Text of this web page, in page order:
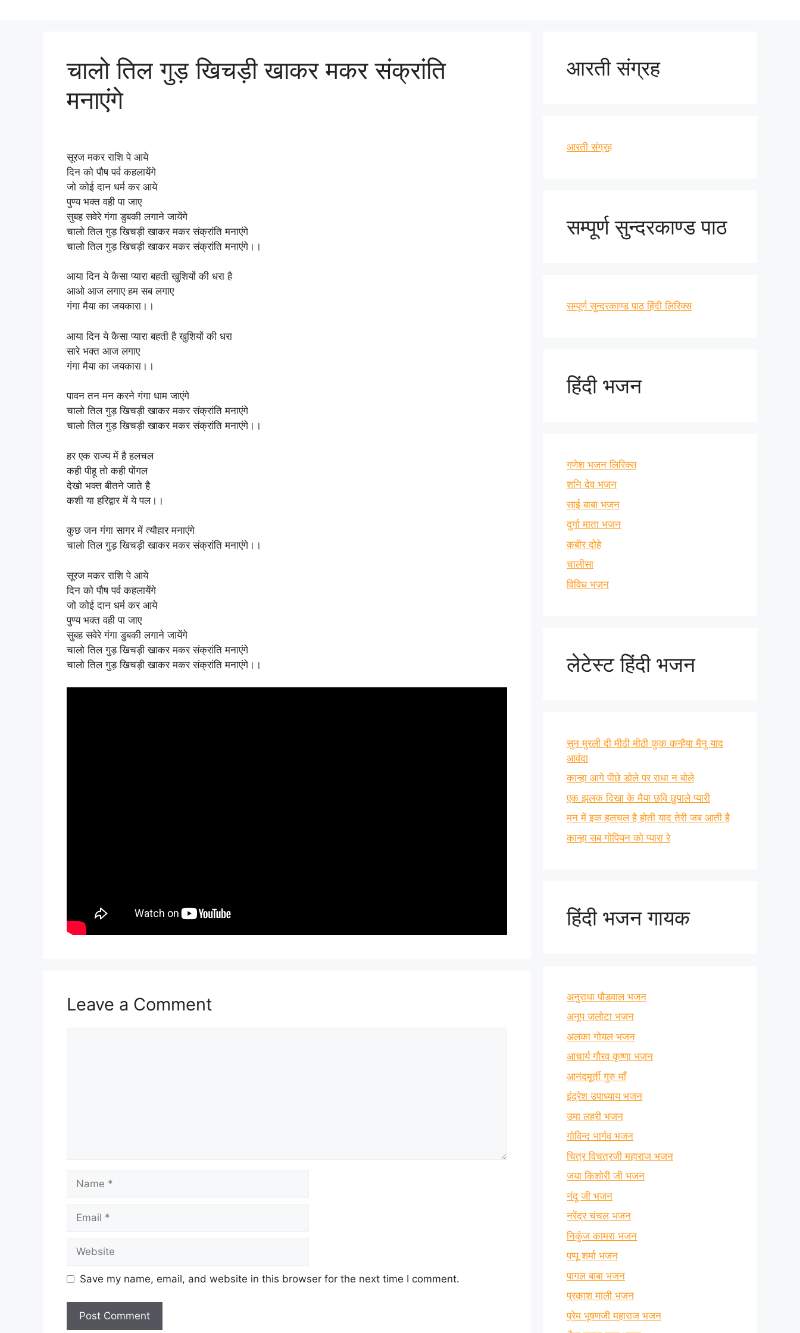
चालो तिल गुड़ खिचड़ी खाकर मकर संक्रांति
मनाएंगे
सूरज मकर राशि पे आये
दिन को पौष पर्व कहलायेंगे
जो कोई दान धर्म कर आये
पुण्य भक्त वही पा जाए
सुबह सवेरे गंगा डुबकी लगाने जायेंगे
चालो तिल गुड़ खिचड़ी खाकर मकर संक्रांति मनाएंगे
चालो तिल गुड़ खिचड़ी खाकर मकर संक्रांति मनाएंगे।।
आया दिन ये कैसा प्यारा बहती खुशियों की धरा है
आओ आज लगाए हम सब लगाए
गंगा मैया का जयकारा।।
आया दिन ये कैसा प्यारा बहती है खुशियों की धरा
सारे भक्त आज लगाए
गंगा मैया का जयकारा।।
पावन तन मन करने गंगा धाम जाएंगे
चालो तिल गुड़ खिचड़ी खाकर मकर संक्रांति मनाएंगे
चालो तिल गुड़ खिचड़ी खाकर मकर संक्रांति मनाएंगे।।
हर एक राज्य में है हलचल
कही पीहू तो कही पोंगल
देखो भक्त बीतने जाते है
कशी या हरिद्वार में ये पल।।
कुछ जन गंगा सागर में त्यौहार मनाएंगे
चालो तिल गुड़ खिचड़ी खाकर मकर संक्रांति मनाएंगे।।
सूरज मकर राशि पे आये
दिन को पौष पर्व कहलायेंगे
जो कोई दान धर्म कर आये
पुण्य भक्त वही पा जाए
सुबह सवेरे गंगा डुबकी लगाने जायेंगे
चालो तिल गुड़ खिचड़ी खाकर मकर संक्रांति मनाएंगे
चालो तिल गुड़ खिचड़ी खाकर मकर संक्रांति मनाएंगे।।
Leave a Comment
Name
Email
Website
Save my name, email, and website in this browser for the next time I comment.
आरती संग्रह
आरती संग्रह
सम्पूर्ण सुन्दरकाण्ड पाठ
सम्पूर्ण सुन्दरकाण्ड पाठ हिंदी लिरिक्स
हिंदी भजन
गणेश भजन लिरिक्स
शनि देव भजन
साई बाबा भजन
दुर्गा माता भजन
कबीर दोहे
चालीसा
विविध भजन
लेटेस्ट हिंदी भजन
सुन मुरली दी मीठी मीठी कुक कन्हैया मैनु याद
आवंदा
कान्हा आगे पीछे डोले पर राधा न बोले
एक झलक दिखा के मैया छवि छुपाले प्यारी
मन में इक हलचल है होती याद तेरी जब आती है
कान्हा सब गोपियन को प्यारा रे
हिंदी भजन गायक
अनुराधा पौडवाल भजन
अनूप जलोटा भजन
अलका गोयल भजन
आचार्य गौरव कृष्णा भजन
आनंदमूर्ती गुरु माँ
इंद्रेश उपाध्याय भजन
उमा लहरी भजन
गोविन्द भार्गव भजन
चित्र विचत्रजी महाराज भजन
जया किशोरी जी भजन
नंदू जी भजन
नरेंद्र चंचल भजन
निकुंज कामरा भजन
पप्पू शर्मा भजन
पागल बाबा भजन
प्रकाश माली भजन
प्रेम भूषणजी महाराज भजन